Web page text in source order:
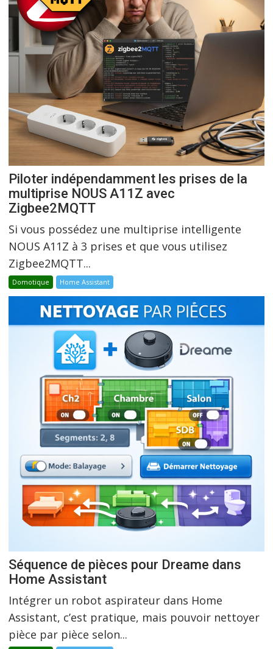
Piloter indépendamment les prises de la
multiprise NOUS A11Z avec
Zigbee2MQTT
Si vous possédez une multiprise intelligente
NOUS A11Z à 3 prises et que vous utilisez
Zigbee2MQTT...
Domotique Home Assistant
Séquence de pièces pour Dreame dans
Home Assistant
Intégrer un robot aspirateur dans Home
Assistant, c’est pratique, mais pouvoir nettoyer
pièce par pièce selon...